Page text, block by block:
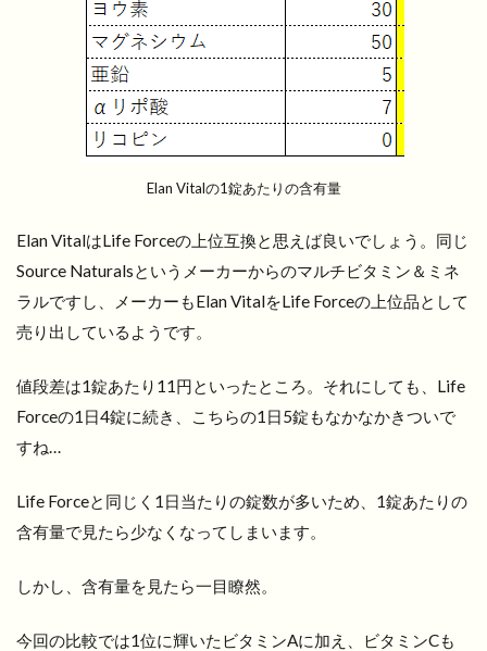
Elan Vitalの1錠あたりの含有量
Elan VitalはLife Forceの上位互換と思えば良いでしょう。同じ
Source Naturalsというメーカーからのマルチビタミン＆ミネ
ラルですし、メーカーもElan VitalをLife Forceの上位品として
売り出しているようです。
値段差は1錠あたり11円といったところ。それにしても、Life
Forceの1日4錠に続き、こちらの1日5錠もなかなかきついで
すね…
Life Forceと同じく1日当たりの錠数が多いため、1錠あたりの
含有量で見たら少なくなってしまいます。
しかし、含有量を見たら一目瞭然。
今回の比較では1位に輝いたビタミンAに加え、ビタミンCも